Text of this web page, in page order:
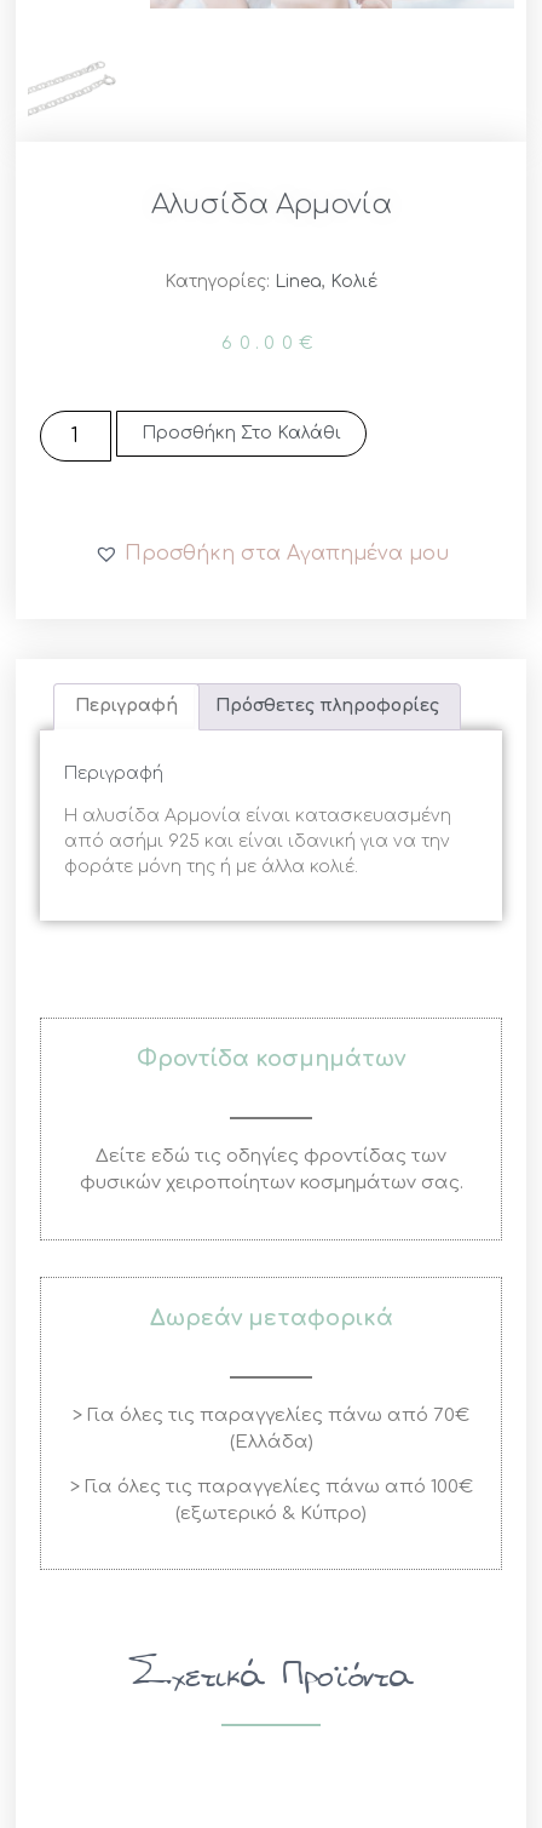
Αλυσίδα Αρμονία
Κατηγορίες: Linea, Κολιέ
60.00€
Προσθήκη Στο Καλάθι
Προσθήκη στα Αγαπημένα μου
Περιγραφή Πρόσθετες πληροφορίες
Περιγραφή
Η αλυσίδα Αρμονία είναι κατασκευασμένη
από ασήμι 925 και είναι ιδανική για να την
φοράτε μόνη της ή με άλλα κολιέ.
Φροντίδα κοσμημάτων
Δείτε εδώ τις οδηγίες φροντίδας των
φυσικών χειροποίητων κοσμημάτων σας.
Δωρεάν μεταφορικά
> Για όλες τις παραγγελίες πάνω από 70€
(Ελλάδα)
> Για όλες τις παραγγελίες πάνω από 100€
(εξωτερικό & Κύπρο)
Σχετικά Προϊόντα